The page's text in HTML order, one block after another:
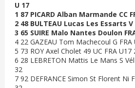
U 17
1 87 PICARD Alban Marmande CC
2 48 BULTEAU Lucas Les Essarts V
3 65 SUIRE Malo Nantes Doulon
4 22 GAZEAU Tom Machecoul G FRA
5 73 ROY Axel Cholet 49 UC FRA U17
6 28 LEBRETON Mattis Le Mans S
32
7 92 DEFRANCE Simon St Florent Ni